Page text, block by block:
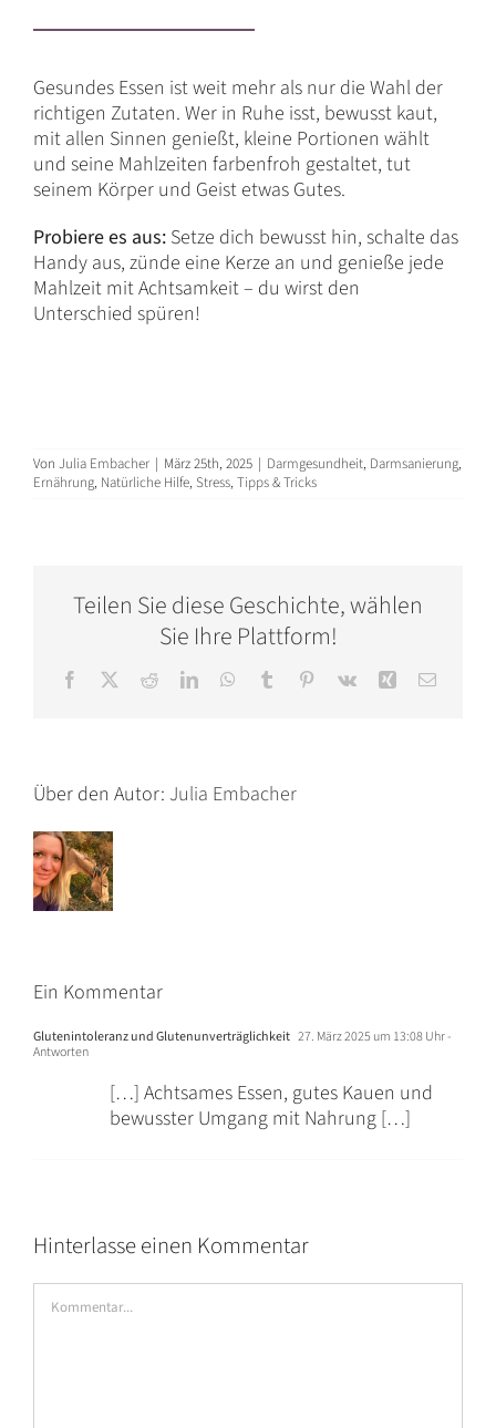
Gesundes Essen ist weit mehr als nur die Wahl der
richtigen Zutaten. Wer in Ruhe isst, bewusst kaut,
mit allen Sinnen genießt, kleine Portionen wählt
und seine Mahlzeiten farbenfroh gestaltet, tut
seinem Körper und Geist etwas Gutes.
Probiere es aus:Setze dich bewusst hin, schalte das
Handy aus, zünde eine Kerze an und genieße jede
Mahlzeit mit Achtsamkeit – du wirst den
Unterschied spüren!
Von Julia Embacher | März 25th, 2025 | Darmgesundheit, Darmsanierung,
Ernährung, Natürliche Hilfe, Stress, Tipps & Tricks
Teilen Sie diese Geschichte, wählen
Sie Ihre Plattform!
Facebook RedditLinkedInWhatsApp
Tumblr Pinterest
Vk Xing E-
Über den Autor: Julia Embacher
Ein Kommentar
Glutenintoleranz und Glutenunverträglichkeit 27. März 2025 um 13:08 Uhr-
Antworten
[…] Achtsames Essen, gutes Kauen und
bewusster Umgang mit Nahrung […]
Hinterlasse einen Kommentar
Kommentar